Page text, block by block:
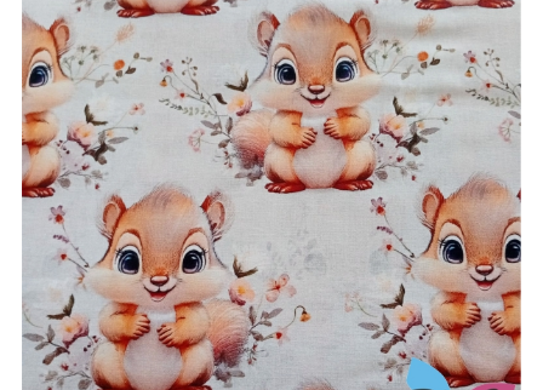
13.25€
Tecidos esquilos